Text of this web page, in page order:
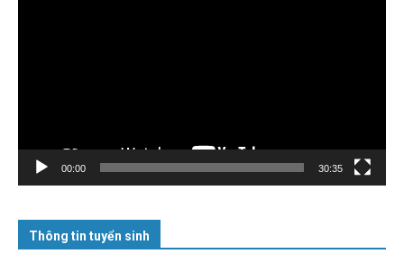
00:00 30:35
Thông tin tuyển sinh